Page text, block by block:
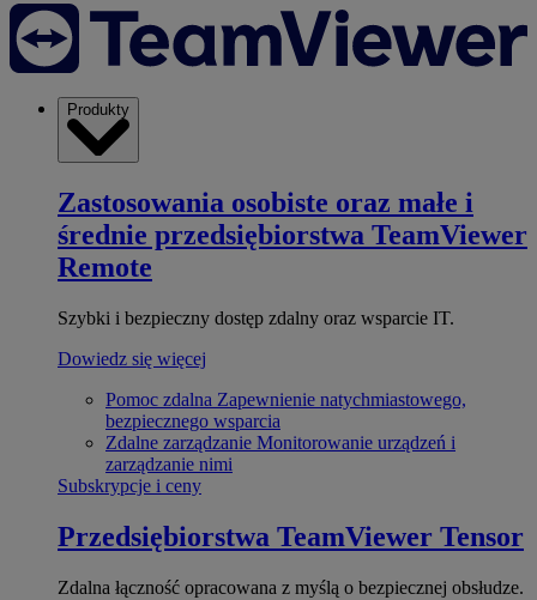
Produkty
Zastosowania osobiste oraz małe i
średnie przedsiębiorstwa TeamViewer
Remote
Szybki i bezpieczny dostęp zdalny oraz wsparcie IT.
Dowiedz się więcej
Pomoc zdalna Zapewnienie natychmiastowego,
bezpiecznego wsparcia
Zdalne zarządzanie Monitorowanie urządzeń i
zarządzanie nimi
Subskrypcje i ceny
Przedsiębiorstwa TeamViewer Tensor
Zdalna łączność opracowana z myślą o bezpiecznej obsłudze.